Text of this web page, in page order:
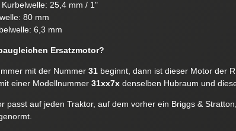
25,4 mm / 1"
80 mm
6,3 mm
Ersatzmotor?
mit der Nummer 31beginnt, dann ist dieser Motor der
einer Modellnummer 31xx7xdenselben Hubraum und
passt auf jeden Traktor, auf dem vorher ein Briggs &